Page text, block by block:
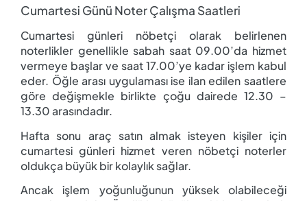
Cumartesi Günü Noter Çalışma Saatleri
Cumartesi günleri nöbetçi olarak belirlenen
noterlikler genellikle sabah saat 09.00’da hizmet
vermeye başlar ve saat 17.00’ye kadar işlem kabul
eder. Öğle arası uygulaması ise ilan edilen saatlere
göre değişmekle birlikte çoğu dairede 12.30 –
13.30 arasındadır.
Hafta sonu araç satın almak isteyen kişiler için
cumartesi günleri hizmet veren nöbetçi noterler
oldukça büyük bir kolaylık sağlar.
Ancak işlem yoğunluğunun yüksek olabileceği